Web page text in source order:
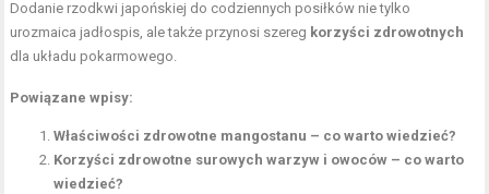
Dodanie rzodkwi japońskiej do codziennych posiłków nie tylko
urozmaica jadłospis, ale także przynosi szereg korzyści zdrowotnych
dla układu pokarmowego.
Powiązane wpisy:
Właściwości zdrowotne mangostanu – co warto wiedzieć?
Korzyści zdrowotne surowych warzyw i owoców – co warto
wiedzieć?